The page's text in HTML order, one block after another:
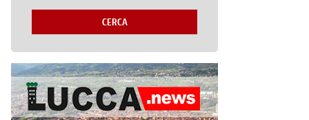
CERCA